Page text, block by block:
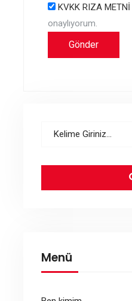
KVKK RIZA METNİ
onaylıyorum.
Menü